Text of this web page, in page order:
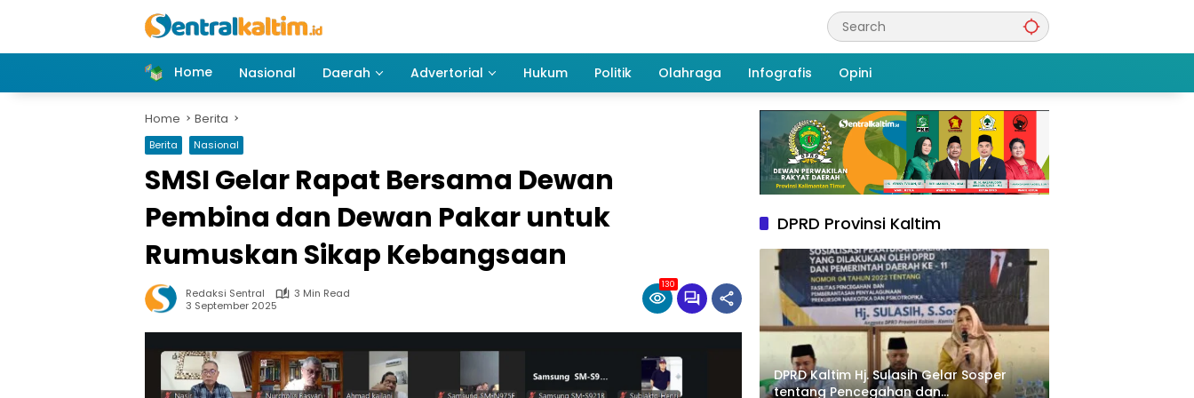
Home
Nasional Daerah Advertorial Hukum Politik Olahraga Infografis Opini
Home Berita
Berita Nasional
SMSI Gelar Rapat Bersama Dewan
Pembina dan Dewan Pakar untuk
Rumuskan Sikap Kebangsaan
Redaksi Sentral
3 Min Read
3 September 2025
130
DPRD Provinsi Kaltim
DPRD Kaltim Hj. Sulasih Gelar Sosper
tentang Pencegahan dan